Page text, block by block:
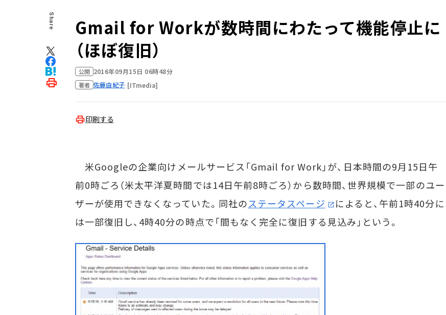
Share
Gmail for Workが数時間にわたって機能停止に
（ほぼ復旧）
公開 2016年09月15日 06時48分
著者 佐藤由紀子 [ITmedia]
印刷する
米Googleの企業向けメールサービス「Gmail for Work」が、日本時間の9月15日午
前0時ごろ（米太平洋夏時間では14日午前8時ごろ）から数時間、世界規模で一部のユー
ザーが使用できなくなっていた。同社のステータスページ
によると、午前1時40分に
は一部復旧し、4時40分の時点で「間もなく完全に復旧する見込み」という。